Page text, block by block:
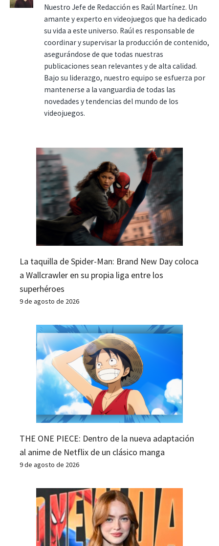
Nuestro Jefe de Redacción es Raúl Martínez. Un
amante y experto en videojuegos que ha dedicado
su vida a este universo. Raúl es responsable de
coordinar y supervisar la producción de contenido,
asegurándose de que todas nuestras
publicaciones sean relevantes y de alta calidad.
Bajo su liderazgo, nuestro equipo se esfuerza por
mantenerse a la vanguardia de todas las
novedades y tendencias del mundo de los
videojuegos.
La taquilla de Spider-Man: Brand New Day coloca
a Wallcrawler en su propia liga entre los
superhéroes
9 de agosto de 2026
THE ONE PIECE: Dentro de la nueva adaptación
al anime de Netflix de un clásico manga
9 de agosto de 2026